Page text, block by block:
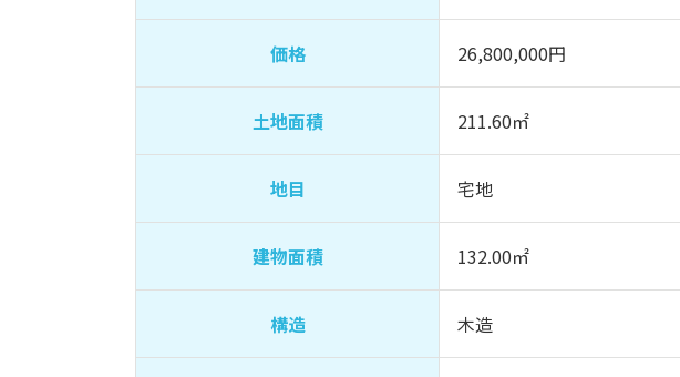
価格 26,800,000円
土地面積 211.60㎡
地目 宅地
建物面積 132.00㎡
構造 木造